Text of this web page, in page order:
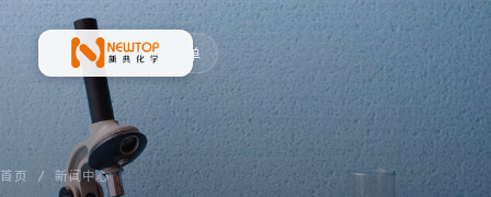
新典化学材料(上海)有限公司
菜单
首页 / 新闻中心